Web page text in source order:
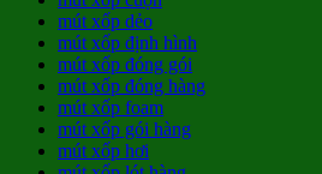
mút xốp dẻo
mút xốp định hình
mút xốp đóng gói
mút xốp đóng hàng
mút xốp foam
mút xốp gói hàng
mút xốp hơi